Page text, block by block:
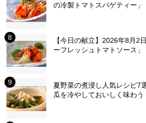
の冷製トマトスパゲティー」
【今日の献立】2026年8月2
ーフレッシュトマトソース」
夏野菜の煮浸し人気レシピ7
瓜を冷やしておいしく味わう